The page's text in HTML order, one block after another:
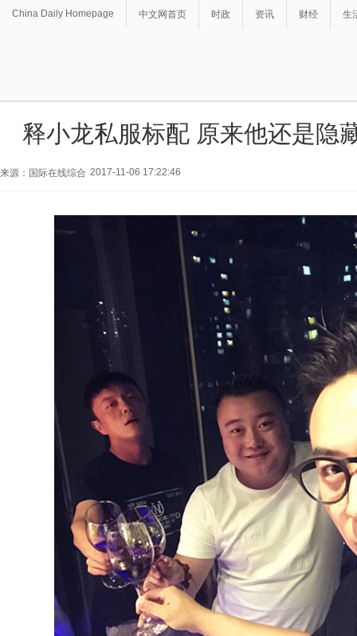
China Daily Homepage 中文网首页 时政 资讯 财经 生
释小龙私服标配 原来他还是隐
来源：国际在线综合 2017-11-06 17:22:46